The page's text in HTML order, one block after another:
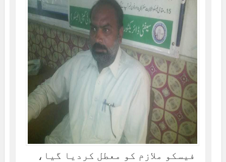
فیسکو ملازم کو معطل کردیا گیا،